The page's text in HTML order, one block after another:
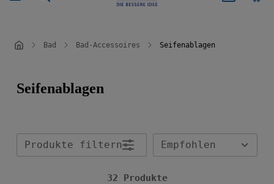
Bad Bad-Accessoires Seifenablagen
Seifenablagen
Produkte filtern
32 Produkte